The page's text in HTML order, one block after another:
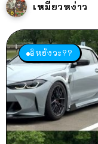
เหมียวหง่าว
อิหยังวะ??